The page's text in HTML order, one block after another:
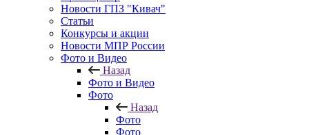
Новости ГПЗ "Кивач"
Статьи
Конкурсы и акции
Новости МПР России
Фото и Видео
Назад
Фото и Видео
Фото
Назад
Фото
Фото